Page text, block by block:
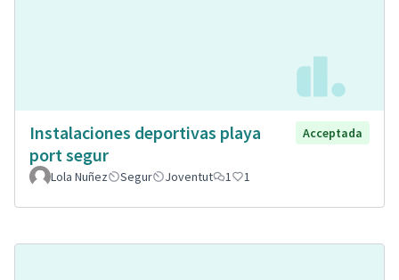
Instalaciones deportivas playa
port segur
Acceptada
Lola Nuñez Segur Joventut 1 1